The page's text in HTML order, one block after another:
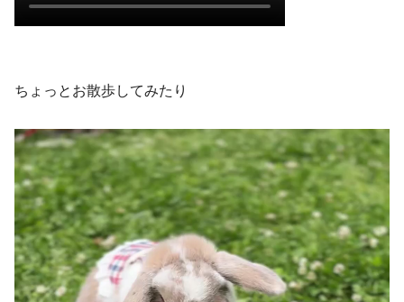
ちょっとお散歩してみたり